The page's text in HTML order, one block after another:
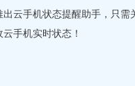
手机状态提醒助手，只需
手机实时状态！